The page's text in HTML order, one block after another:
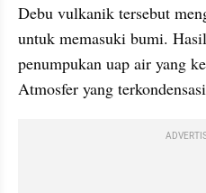
Debu vulkanik tersebut
untuk memasuki bumi.
penumpukan uap air yang
Atmosfer yang